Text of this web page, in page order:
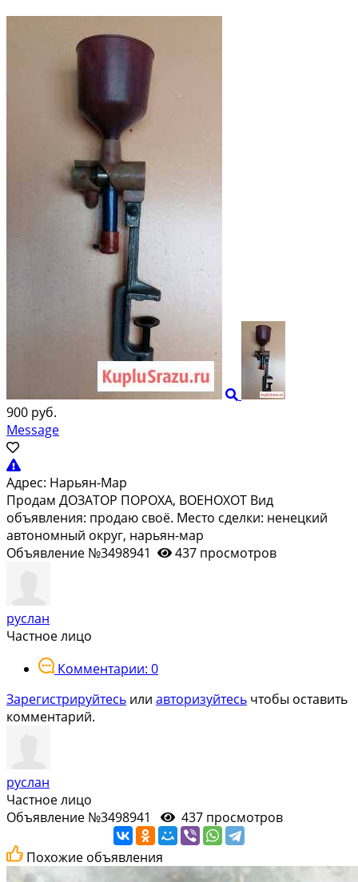
900 руб.
Message
Адрес: Нарьян-Мар
Продам ДОЗАТОР ПОРОХА, ВОЕНОХОТ Вид
объявления: продаю своё. Место сделки: ненецкий
автономный округ, нарьян-мар
Объявление №3498941
437 просмотров
руслан
Частное лицо
Комментарии: 0
Зарегистрируйтесь или авторизуйтесь чтобы оставить
комментарий.
руслан
Частное лицо
Объявление №3498941
437 просмотров
Похожие объявления